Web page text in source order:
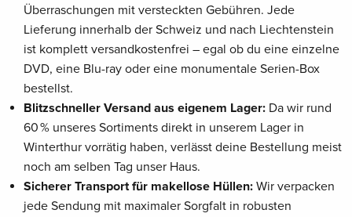
Überraschungen mit versteckten Gebühren. Jede
Lieferung innerhalb der Schweiz und nach Liechtenstein
ist komplett versandkostenfrei – egal ob du eine einzelne
DVD, eine Blu-ray oder eine monumentale Serien-Box
bestellst.
Blitzschneller Versand aus eigenem Lager: Da wir rund
60 % unseres Sortiments direkt in unserem Lager in
Winterthur vorrätig haben, verlässt deine Bestellung meist
noch am selben Tag unser Haus.
Sicherer Transport für makellose Hüllen: Wir verpacken
jede Sendung mit maximaler Sorgfalt in robusten